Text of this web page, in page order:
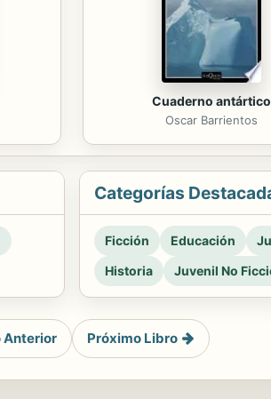
Cuaderno antártico
Oscar Barrientos
Categorías
Ficción Educación
Historia
Juvenil No
Anterior Próximo Libro